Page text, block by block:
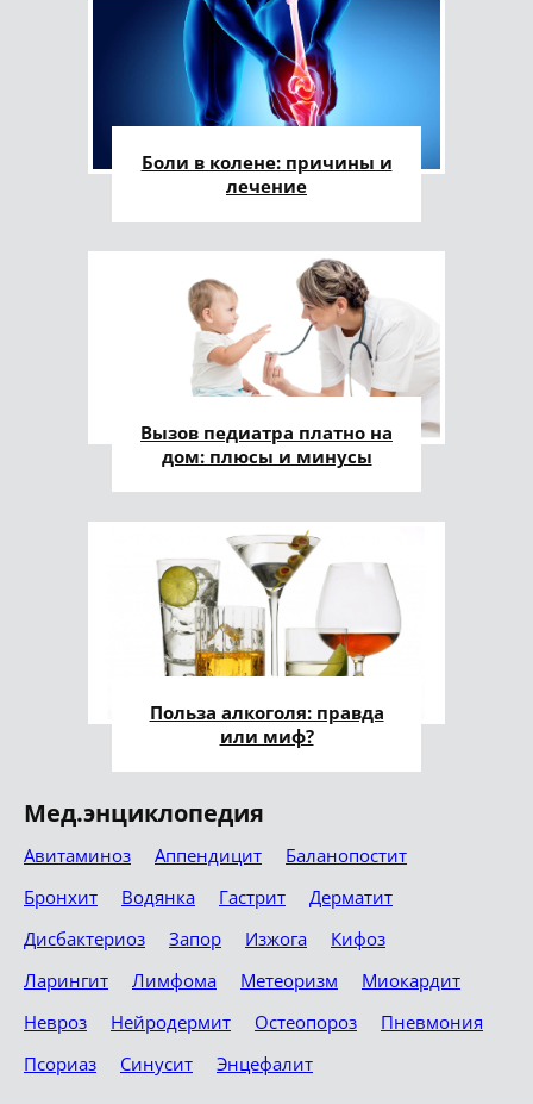
Боли в колене: причины и
лечение
Вызов педиатра платно на
дом: плюсы и минусы
Польза алкоголя: правда
или миф?
Мед.энциклопедия
Авитаминоз Аппендицит
Баланопостит
Бронхит
Водянка Гастрит
Дерматит
Дисбактериоз
Запор Изжога
Кифоз
Ларингит
Лимфома Метеоризм
Миокардит
Невроз
Нейродермит Остеопороз
Пневмония
Псориаз
Синусит Энцефалит